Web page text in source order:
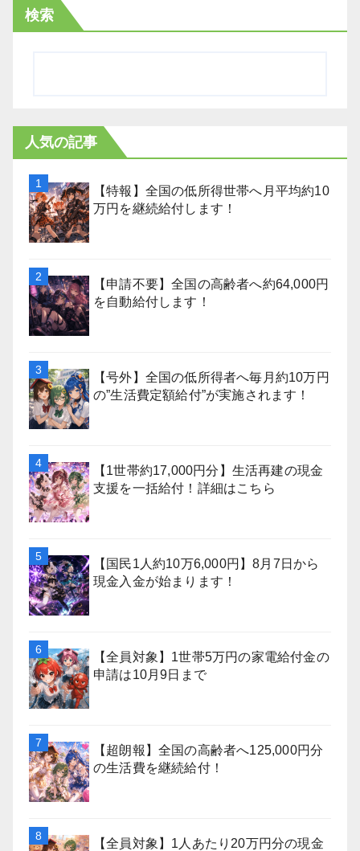
検索
人気の記事
【特報】全国の低所得世帯へ月平均約10
万円を継続給付します！
【申請不要】全国の高齢者へ約64,000円
を自動給付します！
【号外】全国の低所得者へ毎月約10万円
の”生活費定額給付”が実施されます！
【1世帯約17,000円分】生活再建の現金
支援を一括給付！詳細はこちら
【国民1人約10万6,000円】8月7日から
現金入金が始まります！
【全員対象】1世帯5万円の家電給付金の
申請は10月9日まで
【超朗報】全国の高齢者へ125,000円分
の生活費を継続給付！
【全員対象】1人あたり20万円分の現金